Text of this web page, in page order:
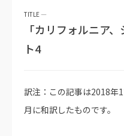
「カリフォルニア
ト4
訳注：この記事は2018年
月に和訳したものです。